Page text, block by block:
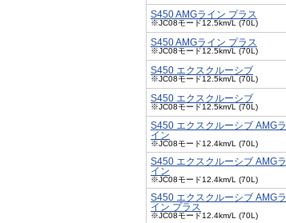
S450 AMGライン プラス
※JC08モード12.5km/L (70L)
S450 AMGライン プラス
※JC08モード12.5km/L (70L)
S450 エクスクルーシブ
※JC08モード12.5km/L (70L)
S450 エクスクルーシブ
※JC08モード12.5km/L (70L)
S450 エクスクルーシブ AMGラ
イン
※JC08モード12.4km/L (70L)
S450 エクスクルーシブ AMGラ
イン
※JC08モード12.4km/L (70L)
S450 エクスクルーシブ AMGラ
イン プラス
※JC08モード12.4km/L (70L)